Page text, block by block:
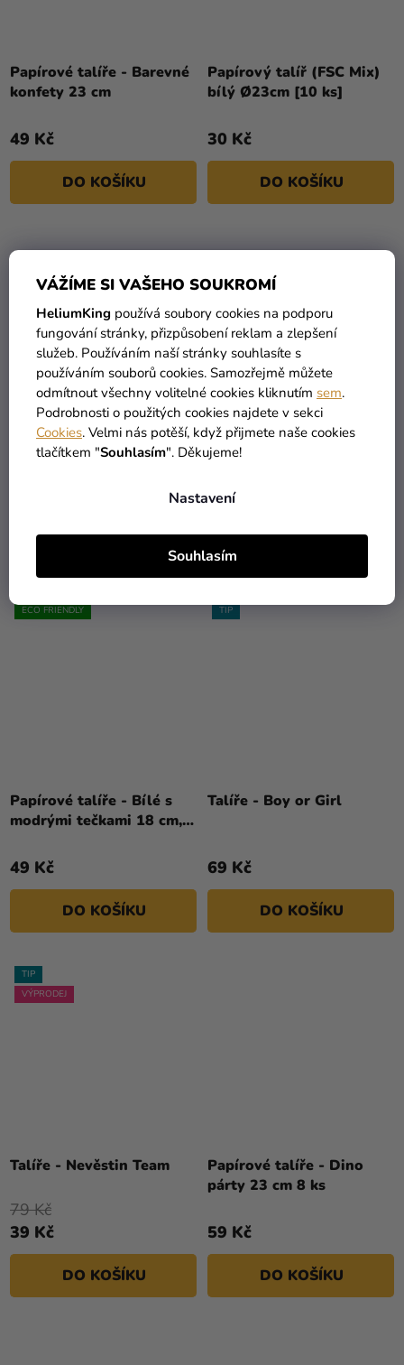
VÁŽÍME SI VAŠEHO SOUKROMÍ
HeliumKing používá soubory cookies na podporu
fungování stránky, přizpůsobení reklam a zlepšení
služeb. Používáním naší stránky souhlasíte s
používáním souborů cookies. Samozřejmě můžete
odmítnout všechny volitelné cookies kliknutím sem.
Podrobnosti o použitých cookies najdete v sekci
Cookies. Velmi nás potěší, když přijmete naše cookies
tlačítkem "Souhlasím". Děkujeme!
Nastavení
Souhlasím
Papírové talíře - Barevné
konfety 23 cm
49 Kč
DO KOŠÍKU
Papírový talíř (FSC Mix)
bílý Ø23cm [10 ks]
30 Kč
DO KOŠÍKU
Papírové talíře - Barbie
Fantasy
Kompostovatelné talíře -
Star Wars galaxy 8 ks
89 Kč
ECO FRIENDLY
Papírové talíře - Bílé s
modrými tečkami 18 cm, 6
49 Kč
DO KOŠÍKU
TIP
Talíře - Boy or Girl
69 Kč
DO KOŠÍKU
TIP
VÝPRODEJ
Talíře - Nevěstin Team
39 Kč
79 Kč
DO KOŠÍKU
Papírové talíře - Dino
párty 23 cm 8 ks
59 Kč
DO KOŠÍKU